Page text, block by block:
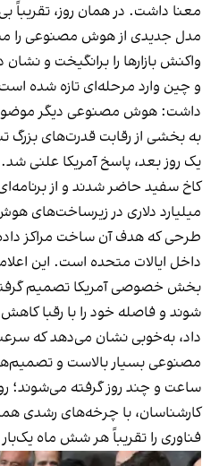
معنا داشت. در همان روز،
مدل جدیدی از هوش مصنوعی را
واکنش بازارها را برانگیخت و نشان
و چین وارد مرحله‌ای تازه شده
داشت: هوش مصنوعی دیگر
به بخشی از رقابت قدرت‌های
یک روز بعد، پاسخ آمریکا علنی
میلیارد دلاری در زیرساخت‌های
طرحی که هدف آن ساخت مراکز
داخل ایالات متحده است. این
بخش خصوصی آمریکا تصمیم
شوند و فاصله خود را با رقبا
داد، به‌خوبی نشان می‌دهد که
مصنوعی بسیار بالاست و
ساعت و چند روز گرفته می‌شوند؛
کارشناسان، با چرخه‌های رشدی
فناوری را تقریباً هر شش ماه